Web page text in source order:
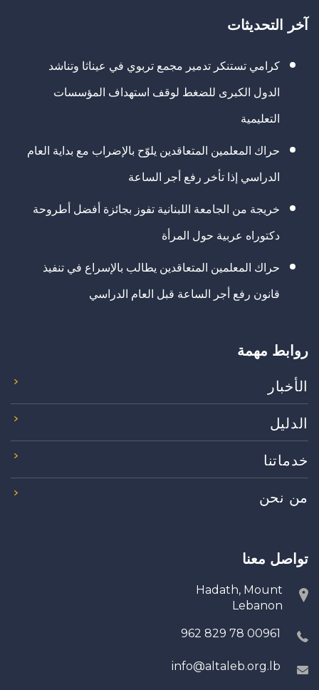
آخر التحديثات
كرامي تستنكر تدمير مجمع تربوي في عيناثا وتناشد
الدول الكبرى للضغط لوقف استهداف المؤسسات
التعليمية
حراك المعلمين المتعاقدين يلوّح بالإضراب مع بداية العام
الدراسي إذا تأخر رفع أجر الساعة
خريجة من الجامعة اللبنانية تفوز بجائزة أفضل أطروحة
دكتوراه عربية حول المرأة
حراك المعلمين المتعاقدين يطالب بالإسراع في تنفيذ
قانون رفع أجر الساعة قبل العام الدراسي
روابط مهمة
الأخبار
الدليل
خدماتنا
من نحن
تواصل معنا
Hadath, Mount
Lebanon
00961 78 829 962
info@altaleb.org.lb